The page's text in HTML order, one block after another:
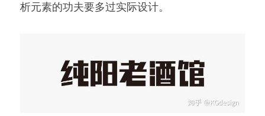
析元素的功夫要多过实际设计。